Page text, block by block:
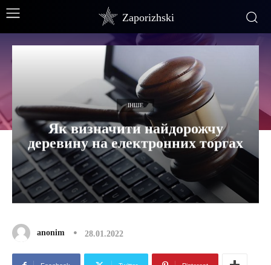
Zaporizhski
ІНШЕ
Як визначити найдорожчу
деревину на електронних торгах
anonim 28.01.2022